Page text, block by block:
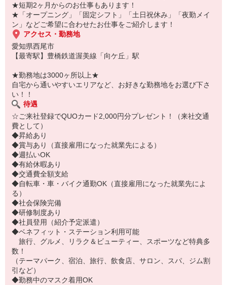
★短期2ヶ月からのお仕事もあります！
★「オープニング」「固定シフト」「土日祝休み」「夜勤メイ
ン」などご希望に合わせたお仕事をご紹介します！
アクセス・勤務地
愛知県西尾市
【最寄駅】豊橋鉄道渥美線「向ケ丘」駅
★勤務地は3000ヶ所以上★
自宅から通いやすいエリアなど、お好きな勤務地をお選び下さ
い！！
待遇
☆ご来社登録でQUOカード2,000円分プレゼント！（来社交通
費として）
◆昇給あり
◆賞与あり（直接雇用になった就業先による）
◆週払いOK
◆有給休暇あり
◆交通費全額支給
◆自転車・車・バイク通勤OK（直接雇用になった就業先によ
る）
◆社会保険完備
◆研修制度あり
◆社員登用（紹介予定派遣）
◆ベネフィット・ステーション利用可能
旅行、グルメ、リラク＆ビューティー、スポーツなど特典多
数！
（テーマパーク、宿泊、旅行、飲食店、サロン、スパ、ジム割
引など）
◆勤務中のマスク着用OK